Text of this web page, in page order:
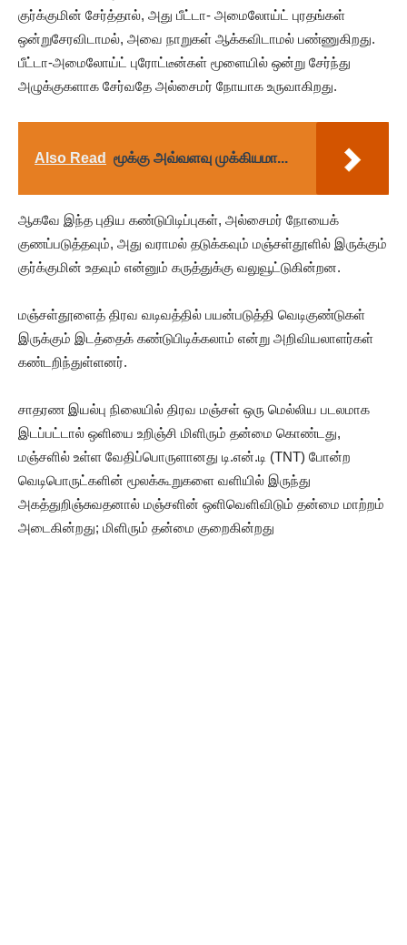
குர்க்குமின் சேர்த்தால், அது பீட்டா- அமைலோய்ட் புரதங்கள்
ஒன்றுசேரவிடாமல், அவை நாறுகள் ஆக்கவிடாமல் பண்ணுகிறது.
பீட்டா-அமைலோய்ட் புரோட்டீன்கள் மூளையில் ஒன்று சேர்ந்து
அழுக்குகளாக சேர்வதே அல்சைமர் நோயாக உருவாகிறது.
Also Read மூக்கு அவ்வளவு முக்கியமா...
ஆகவே இந்த புதிய கண்டுபிடிப்புகள், அல்சைமர் நோயைக்
குணப்படுத்தவும், அது வராமல் தடுக்கவும் மஞ்சள்தூளில் இருக்கும்
குர்க்குமின் உதவும் என்னும் கருத்துக்கு வலுவூட்டுகின்றன.
மஞ்சள்தூளைத் திரவ வடிவத்தில் பயன்படுத்தி வெடிகுண்டுகள்
இருக்கும் இடத்தைக் கண்டுபிடிக்கலாம் என்று அறிவியலாளர்கள்
கண்டறிந்துள்ளனர்.
சாதரண இயல்பு நிலையில் திரவ மஞ்சள் ஒரு மெல்லிய படலமாக
இடப்பட்டால் ஒளியை உறிஞ்சி மிளிரும் தன்மை கொண்டது,
மஞ்சளில் உள்ள வேதிப்பொருளானது டி.என்.டி (TNT) போன்ற
வெடிபொருட்களின் மூலக்கூறுகளை வளியில் இருந்து
அகத்துறிஞ்சுவதனால் மஞ்சளின் ஒளிவெளிவிடும் தன்மை மாற்றம்
அடைகின்றது; மிளிரும் தன்மை குறைகின்றது